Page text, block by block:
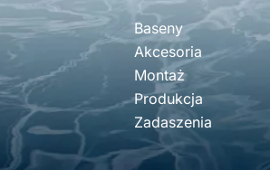
Baseny
Akcesoria
Montaż
Produkcja
Zadaszenia